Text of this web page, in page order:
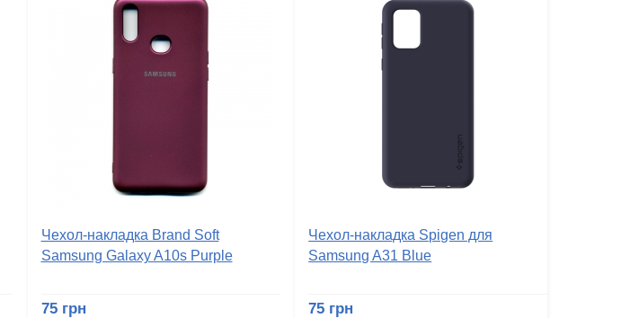
Чехол-накладка Brand Soft
Samsung Galaxy A10s Purple
75 грн
Чехол-накладка Spigen для
Samsung A31 Blue
75 грн